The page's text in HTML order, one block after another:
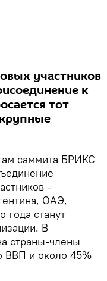
участников
к
тот
саммита БРИКС
-
ОАЭ,
станут
В
страны-члены
ВВП и около 45%